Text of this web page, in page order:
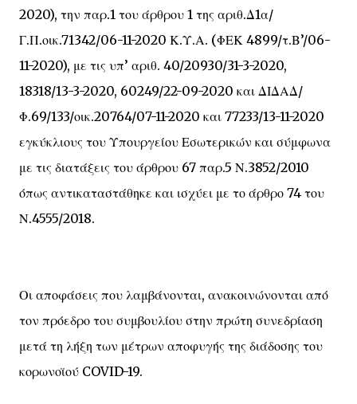
2020), την παρ.1 του άρθρου 1 της αριθ.Δ1α/
Γ.Π.οικ.71342/06-11-2020 Κ.Υ.Α. (ΦΕΚ 4899/τ.Β’/06-
11-2020), με τις υπ’ αριθ. 40/20930/31-3-2020,
18318/13-3-2020, 60249/22-09-2020 και ΔΙΔΑΔ/
Φ.69/133/οικ.20764/07-11-2020 και 77233/13-11-2020
εγκύκλιους του Υπουργείου Εσωτερικών και σύμφωνα
με τις διατάξεις του άρθρου 67 παρ.5 Ν.3852/2010
όπως αντικαταστάθηκε και ισχύει με το άρθρο 74 του
Ν.4555/2018.
Οι αποφάσεις που λαμβάνονται, ανακοινώνονται από
τον πρόεδρο του συμβουλίου στην πρώτη συνεδρίαση
μετά τη λήξη των μέτρων αποφυγής της διάδοσης του
κορωνοϊού COVID-19.